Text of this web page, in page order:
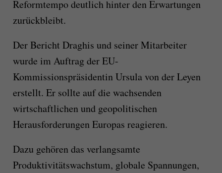
Reformtempo deutlich hinter den Erwartungen
zurückbleibt.
Der Bericht Draghis und seiner Mitarbeiter
wurde im Auftrag der EU-
Kommissionspräsidentin Ursula von der Leyen
erstellt. Er sollte auf die wachsenden
wirtschaftlichen und geopolitischen
Herausforderungen Europas reagieren.
Dazu gehören das verlangsamte
Produktivitätswachstum, globale Spannungen,